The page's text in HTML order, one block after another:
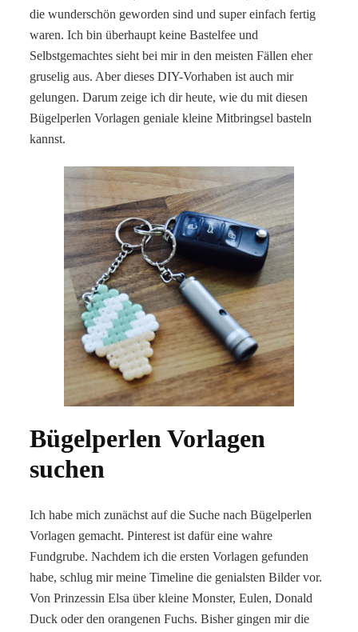
die wunderschön geworden sind und super einfach fertig
waren. Ich bin überhaupt keine Bastelfee und
Selbstgemachtes sieht bei mir in den meisten Fällen eher
gruselig aus. Aber dieses DIY-Vorhaben ist auch mir
gelungen. Darum zeige ich dir heute, wie du mit diesen
Bügelperlen Vorlagen geniale kleine Mitbringsel basteln
kannst.
Bügelperlen Vorlagen
suchen
Ich habe mich zunächst auf die Suche nach Bügelperlen
Vorlagen gemacht. Pinterest ist dafür eine wahre
Fundgrube. Nachdem ich die ersten Vorlagen gefunden
habe, schlug mir meine Timeline die genialsten Bilder vor.
Von Prinzessin Elsa über kleine Monster, Eulen, Donald
Duck oder den orangenen Fuchs. Bisher gingen mir die